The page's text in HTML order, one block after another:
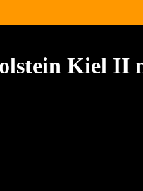
Kiel II